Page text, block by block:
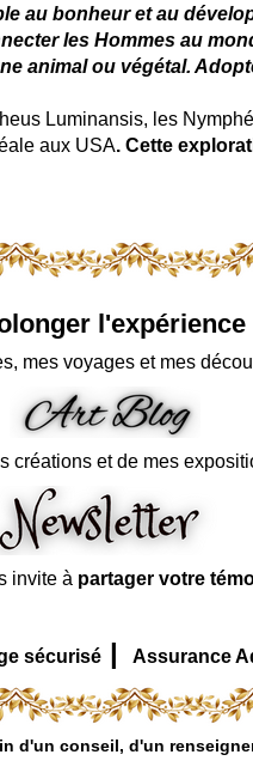
au bonheur et au
les Hommes au
animal ou végétal.
Luminansis, les
aux USA. Cette
l'expérience
mes voyages et mes
créations et de mes
invite à partager votre
sécurisé | Assurance
d'un conseil, d'un